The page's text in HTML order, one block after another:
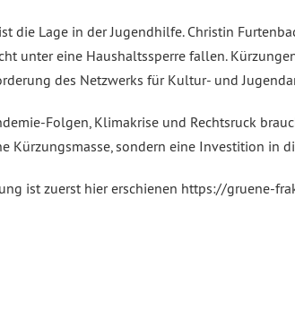
die Lage in der Jugendhilfe. Christin
unter eine Haushaltssperre fallen.
des Netzwerks für Kultur- und
Folgen, Klimakrise und Rechtsruck
Kürzungsmasse, sondern eine Investition in
ist zuerst hier erschienen https://gruene-